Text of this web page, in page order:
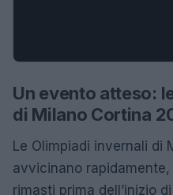
Un evento atteso:
di Milano Cortina
Le Olimpiadi invernali di
avvicinano
rimasti prima dell’inizio